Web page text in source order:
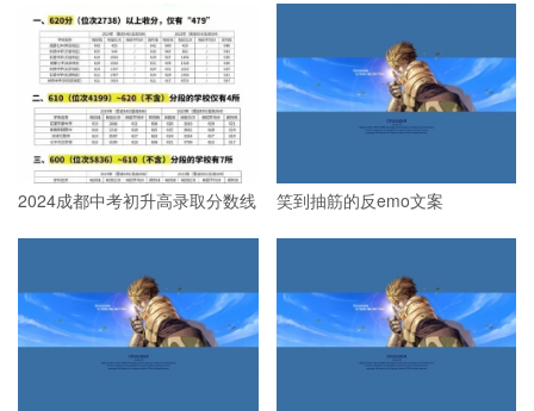
2024成都中考初升高录取分数线 笑到抽筋的反emo文案